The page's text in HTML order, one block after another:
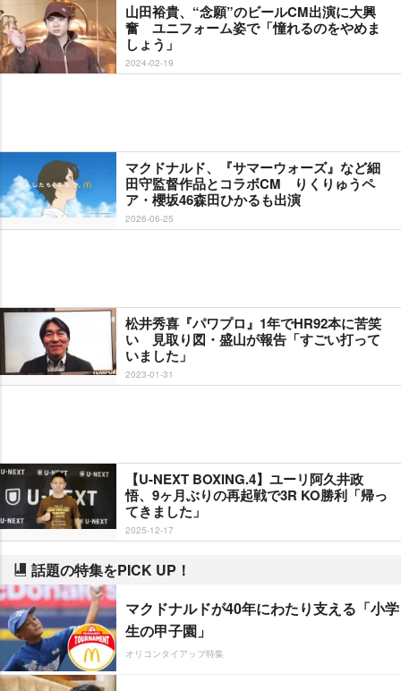
山田裕貴、“念願”のビールCM出演に大興
奮 ユニフォーム姿で「憧れるのをやめま
しょう」
2024-02-19
マクドナルド、『サマーウォーズ』など細
田守監督作品とコラボCM りくりゅうペ
ア・櫻坂46森田ひかるも出演
2026-06-25
松井秀喜『パワプロ』1年でHR92本に苦笑
い 見取り図・盛山が報告「すごい打って
いました」
2023-01-31
【U-NEXT BOXING.4】ユーリ阿久井政
悟、9ヶ月ぶりの再起戦で3R KO勝利「帰っ
てきました」
2025-12-17
話題の特集をPICK UP！
マクドナルドが40年にわたり支える「小学
生の甲子園」
オリコンタイアップ特集